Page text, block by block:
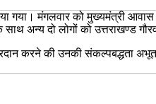
गया। मंगलवार को मुख्यमंत्री
अन्य दो लोगों को उत्तराखण्ड
करने की उनकी संकल्पबद्धता